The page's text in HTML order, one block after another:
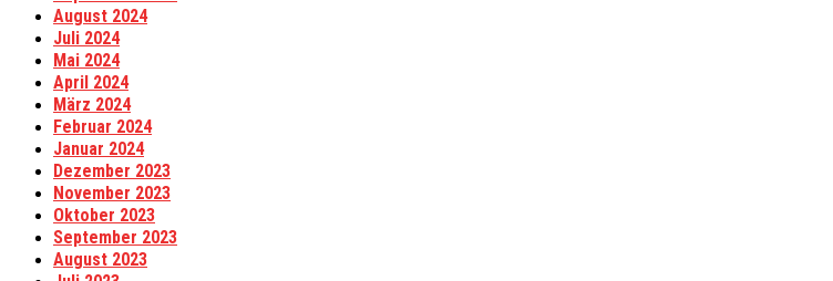
August 2024
Juli 2024
Mai 2024
April 2024
März 2024
Februar 2024
Januar 2024
Dezember 2023
November 2023
Oktober 2023
September 2023
August 2023